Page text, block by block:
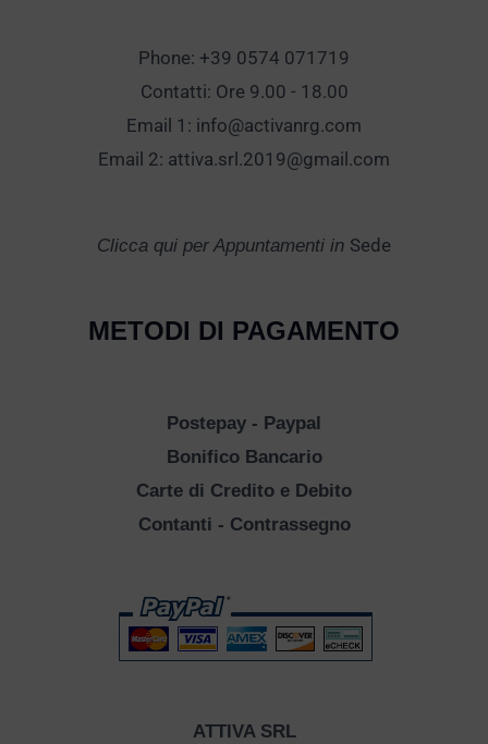
Phone: +39 0574 071719
Contatti: Ore 9.00 - 18.00
Email 1: info@activanrg.com
Email 2: attiva.srl.2019@gmail.com
Clicca qui per Appuntamenti in Sede
METODI DI PAGAMENTO
Postepay - Paypal
Bonifico Bancario
Carte di Credito e Debito
Contanti - Contrassegno
ATTIVA SRL